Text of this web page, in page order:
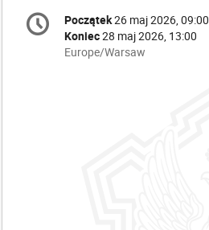
Conference
information
Data/Czas
Początek26 maj 2026, 09:00
Koniec28 maj 2026, 13:00
All
Europe/Warsaw